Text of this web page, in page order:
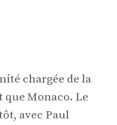
chargée de la
Monaco. Le
avec Paul